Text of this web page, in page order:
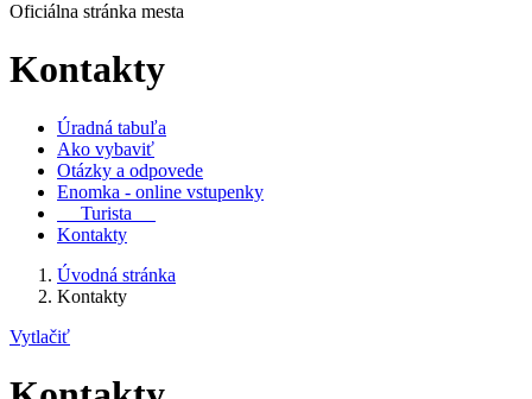
Oficiálna stránka mesta
Kontakty
Úradná tabuľa
Ako vybaviť
Otázky a odpovede
Enomka - online vstupenky
Turista
Kontakty
Úvodná stránka
Kontakty
Vytlačiť